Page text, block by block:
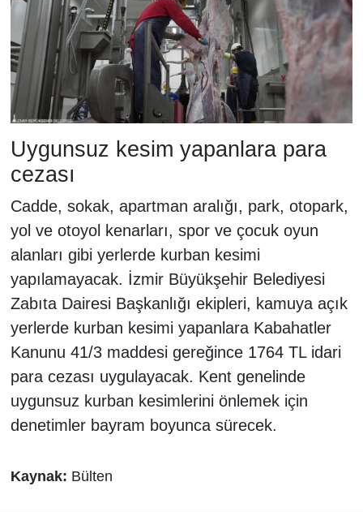
Uygunsuz kesim yapanlara para
cezası
Cadde, sokak, apartman aralığı, park, otopark,
yol ve otoyol kenarları, spor ve çocuk oyun
alanları gibi yerlerde kurban kesimi
yapılamayacak. İzmir Büyükşehir Belediyesi
Zabıta Dairesi Başkanlığı ekipleri, kamuya açık
yerlerde kurban kesimi yapanlara Kabahatler
Kanunu 41/3 maddesi gereğince 1764 TL idari
para cezası uygulayacak. Kent genelinde
uygunsuz kurban kesimlerini önlemek için
denetimler bayram boyunca sürecek.
Kaynak: Bülten